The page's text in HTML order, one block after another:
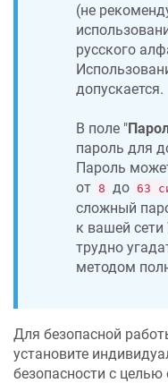
(не
русского
допускается.
В поле "
пароль для
Пароль
от 8 до 63
сложный
к вашей сети
трудно
методом
Для безопасной
установите
безопасности с целью